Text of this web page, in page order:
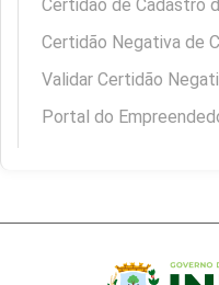
Certidão de Cadastro
Certidão Negativa de
Validar Certidão
Portal do